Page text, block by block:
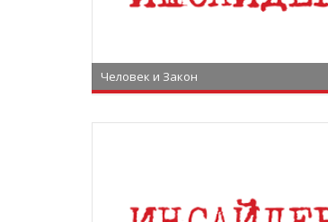
Человек и Закон